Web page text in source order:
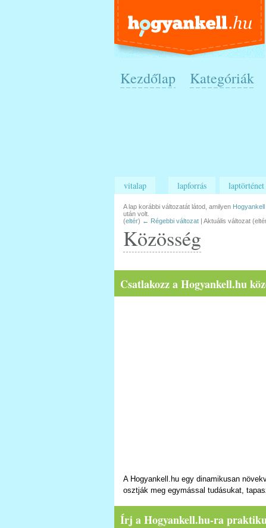
Kezdőlap Kategóriák
vitalap lapforrás laptörténet
A lap korábbi változatát látod, amilyen Hogyankell
után volt.
(eltér) ← Régebbi változat | Aktuális változat
Közösség
Csatlakozz a Hogyankell.hu
A Hogyankell.hu egy dinamikusan
osztják meg egymással tudásukat,
Írj a Hogyankell.hu-ra